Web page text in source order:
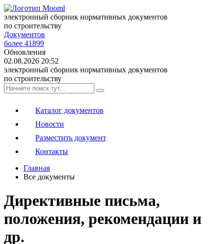
электронный сборник нормативных документов
по строительству
Документов
более 41899
Обновления
02.08.2026 20:52
электронный сборник нормативных документов
по строительству
Каталог документов
Новости
Разместить документ
Контакты
Главная
Все документы
Директивные письма,
положения, рекомендации и
др.